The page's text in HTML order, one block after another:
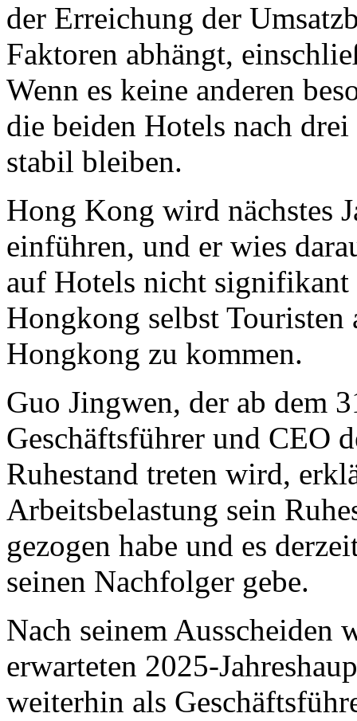
der Erreichung der
Faktoren abhängt,
Wenn es keine anderen
die beiden Hotels nach
stabil bleiben.
Hong Kong wird nächstes
einführen, und er wies
auf Hotels nicht signifikant
Hongkong selbst Touristen
Hongkong zu kommen.
Guo Jingwen, der ab dem
Geschäftsführer und CEO
Ruhestand treten wird,
Arbeitsbelastung sein
gezogen habe und es
seinen Nachfolger gebe.
Nach seinem Ausscheiden
erwarteten 2025-
weiterhin als